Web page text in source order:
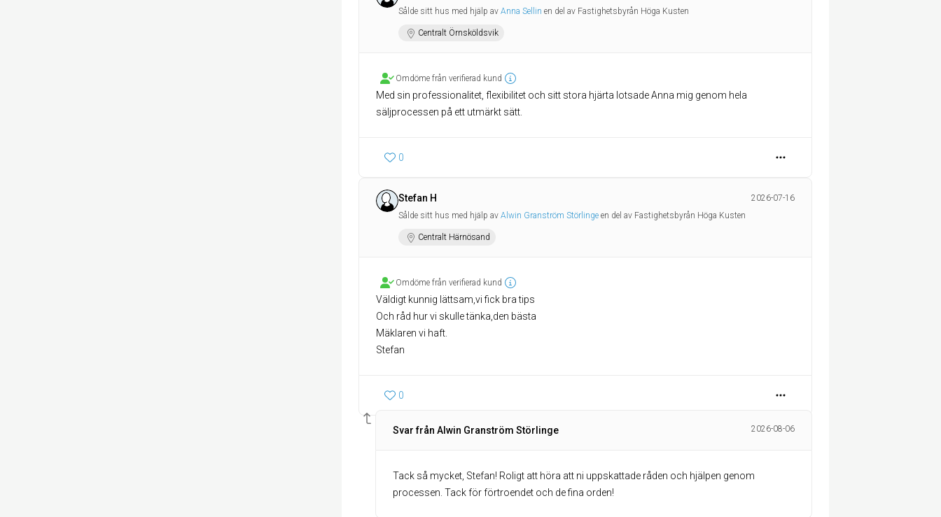
Sålde sitt hus med hjälp av Anna Sellin en del av Fastighetsbyrån Höga Kusten
Centralt Örnsköldsvik
Omdöme från verifierad kund
Med sin professionalitet, flexibilitet och sitt stora hjärta lotsade Anna mig genom hela
säljprocessen på ett utmärkt sätt.
0
Stefan H
2026-07-16
Sålde sitt hus med hjälp av Alwin Granström Störlinge en del av Fastighetsbyrån Höga Kusten
Centralt Härnösand
Omdöme från verifierad kund
Väldigt kunnig lättsam,vi fick bra tips
Och råd hur vi skulle tänka,den bästa
Mäklaren vi haft.
Stefan
0
Svar från Alwin Granström Störlinge 2026-08-06
Tack så mycket, Stefan! Roligt att höra att ni uppskattade råden och hjälpen genom
processen. Tack för förtroendet och de fina orden!